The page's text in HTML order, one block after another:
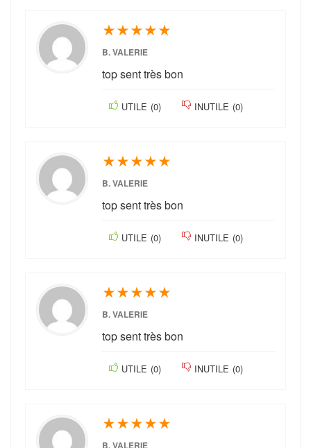
★★★★★
B. VALERIE
top sent très bon
UTILE (0) INUTILE (0)
★★★★★
B. VALERIE
top sent très bon
UTILE (0) INUTILE (0)
★★★★★
B. VALERIE
top sent très bon
UTILE (0) INUTILE (0)
★★★★★
B. VALERIE